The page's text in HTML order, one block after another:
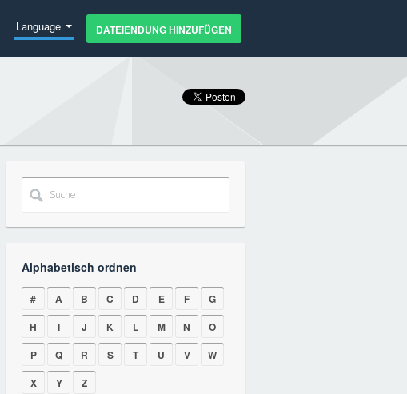
Language DATEIENDUNG HINZUFÜGEN
Alphabetisch ordnen
# A B C D E F
G
H
I J K L M N
O
P
Q R S T U V
W
X
Y Z